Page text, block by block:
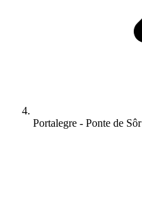
Portalegre - Ponte de Sôr